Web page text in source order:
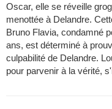
Oscar, elle se réveille
menottée à Delandre.
Bruno Flavia, condamné
ans, est déterminé à
culpabilité de Delandre.
pour parvenir à la vérité,